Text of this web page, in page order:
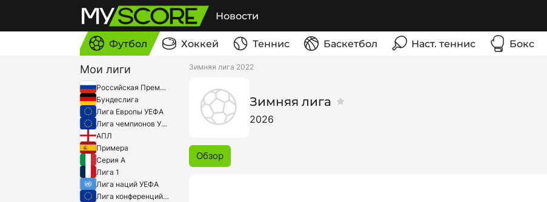
Новости
Футбол Хоккей Теннис Баскетбол Наст. теннис Бокс
Мои лиги
Российская Премьер-Лига
Бундеслига
Лига Европы УЕФА
Лига чемпионов УЕФА
АПЛ
Примера
Серия A
Лига 1
Лига наций УЕФА
Лига конференций УЕФА
Зимняя лига 2022
Зимняя лига
2026
Обзор